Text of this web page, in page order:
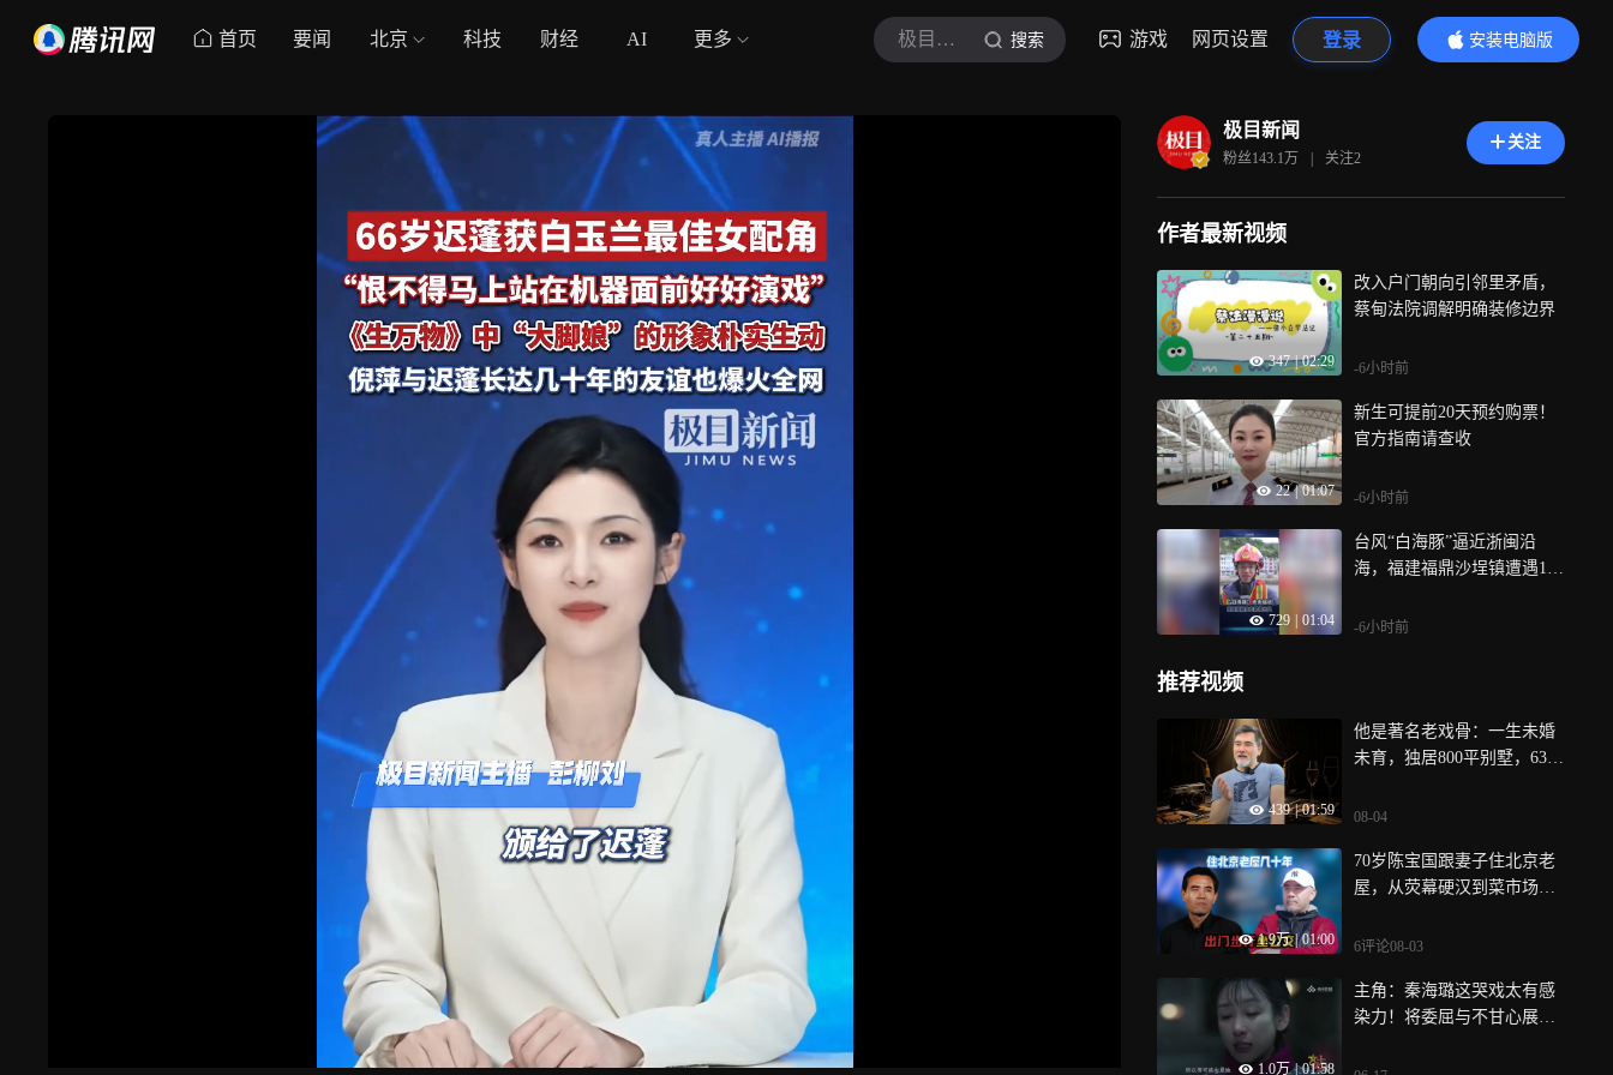
首页 要闻 北京 科技 财经 AI 更多 极目新闻 搜索 游戏 网页设置 登录
安装电脑版
内容更精彩
极目新闻
粉丝143.1万 | 关注2
关注
作者最新视频
347 | 02:29
改入户门朝向引邻里矛盾，
蔡甸法院调解明确装修边界
-6小时前
22 | 01:07
新生可提前20天预约购票！
官方指南请查收
-6小时前
729 01:04
台风“白海豚”逼近浙闽沿
海，福建福鼎沙埕镇遭遇10
剧，当地开展重点区域巡
-6小时前
推荐视频
439 | 01:59
他是著名老戏骨：一生未婚
未育，独居800平别墅，63岁
08-04
1.9万 | 01:00
70岁陈宝国跟妻子住北京老
屋，从荧幕硬汉到菜市场砍
最舒服的样子
6评论08-03
1.0万 | 01:58
主角：秦海璐这哭戏太有感
染力！将委屈与不甘心展现